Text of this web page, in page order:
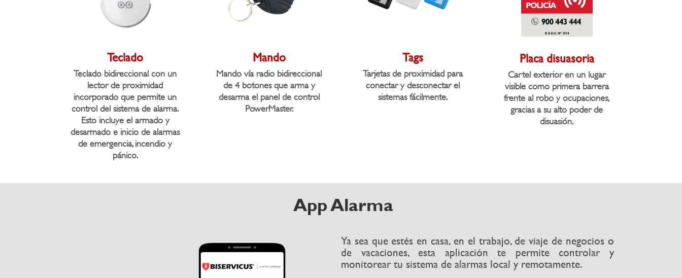
Teclado
Teclado bidireccional con un
lector de proximidad
incorporado que permite un
control del sistema de alarma.
Esto incluye el armado y
desarmado e inicio de alarmas
de emergencia, incendio y
pánico.
Mando
Mando vía radio bidireccional
de 4 botones que arma y
desarma el panel de control
PowerMaster.
Tags
Tarjetas de proximidad para
conectar y desconectar el
sistemas fácilmente.
Placa disuasoria
Cartel exterior en un lugar
visible como primera barrera
frente al robo y ocupaciones,
gracias a su alto poder de
disuasión.
App Alarma
Ya sea que estés en casa, en el trabajo, de viaje de negocios o
de vacaciones, esta aplicación te permite controlar y
monitorear tu sistema de alarmas local y remotamente.